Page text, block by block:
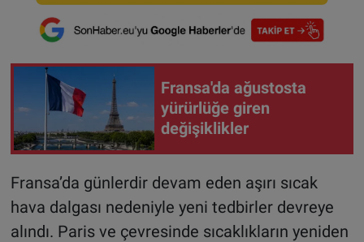
Fransa'da ağustosta
yürürlüğe giren
değişiklikler
Fransa’da günlerdir devam eden aşırı sıcak
hava dalgası nedeniyle yeni tedbirler devreye
alındı. Paris ve çevresinde sıcaklıkların yeniden